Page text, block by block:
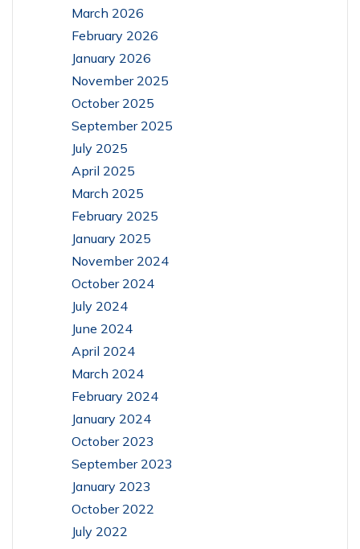
March 2026
February 2026
January 2026
November 2025
October 2025
September 2025
July 2025
April 2025
March 2025
February 2025
January 2025
November 2024
October 2024
July 2024
June 2024
April 2024
March 2024
February 2024
January 2024
October 2023
September 2023
January 2023
October 2022
July 2022